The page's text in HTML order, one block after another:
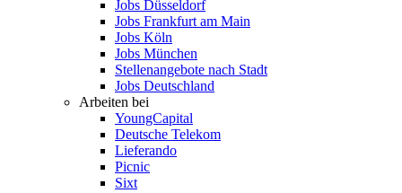
Jobs Düsseldorf
Jobs Frankfurt am Main
Jobs Köln
Jobs München
Stellenangebote nach Stadt
Jobs Deutschland
Arbeiten bei
YoungCapital
Deutsche Telekom
Lieferando
Picnic
Sixt